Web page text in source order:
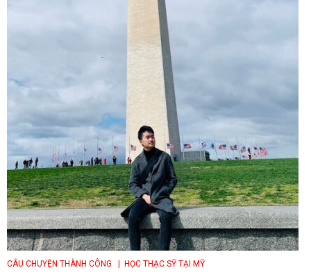
CÂU CHUYỆN THÀNH CÔNG | HỌC THẠC SỸ TẠI MỸ